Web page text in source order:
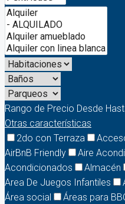
Rango de Precio Desde
Otras características
2do con Terraza
AirBnB Friendly
Aire
Acondicionados
Almacén
Area De Juegos Infantiles
Área social
Áreas para